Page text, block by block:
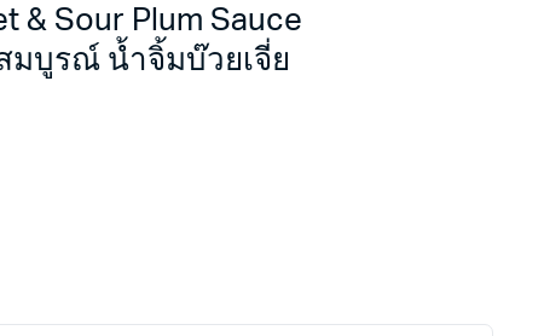
& Sour Plum Sauce
มบูรณ์ น้ำจิ้มบ๊วยเจี่ย